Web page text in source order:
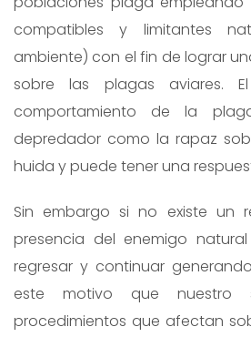
compatibles y limitantes
ambiente) con el fin de lograr
sobre las plagas aviares.
comportamiento de la
depredador como la rapaz
huida y puede tener una
Sin embargo si no existe un
presencia del enemigo
regresar y continuar
este motivo que nuestro
procedimientos que afectan